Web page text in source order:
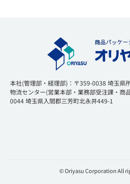
本社(管理部・経理部)：〒359-0038 埼玉県
物流センター(営業本部・業務部受注課・商
0044 埼玉県入間郡三芳町北永井449-1
© Oriyasu Corporation All